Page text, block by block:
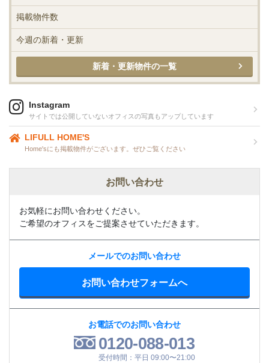
掲載物件数
今週の新着・更新
新着・更新物件の一覧
Instagram
サイトでは公開していないオフィスの写真もアップしています
LIFULL HOME'S
Home'sにも掲載物件がございます。ぜひご覧ください
お問い合わせ
お気軽にお問い合わせください。
ご希望のオフィスをご提案させていただきます。
メールでのお問い合わせ
お問い合わせフォームへ
お電話でのお問い合わせ
0120-088-013
受付時間：平日 09:00〜21:00